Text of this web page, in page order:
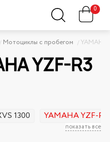
0
Мотоциклы с пробегом YAMAHA
YZF-R3
показать все
1300 YAMAHA YZF-R3